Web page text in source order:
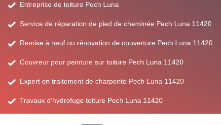
Entreprise de toiture Pech Luna
Service de réparation de pied de cheminée Pech Luna 11420
Remise à neuf ou rénovation de couverture Pech Luna 11420
Couvreur pour peinture sur toiture Pech Luna 11420
Expert en traitement de charpente Pech Luna 11420
Travaux d'hydrofuge toiture Pech Luna 11420